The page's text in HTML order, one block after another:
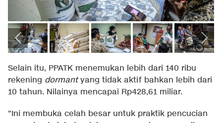
Selain itu, PPATK menemukan lebih dari 140 ribu
rekening dormantyang tidak aktif bahkan lebih dari
10 tahun. Nilainya mencapai Rp428,61 miliar.
"Ini membuka celah besar untuk praktik pencucian